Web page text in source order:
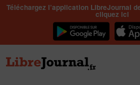
Téléchargez l’application LibreJournal
cliquez ici